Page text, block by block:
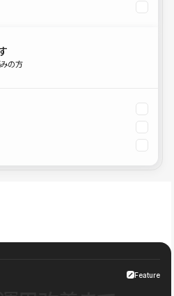
の方
Feature